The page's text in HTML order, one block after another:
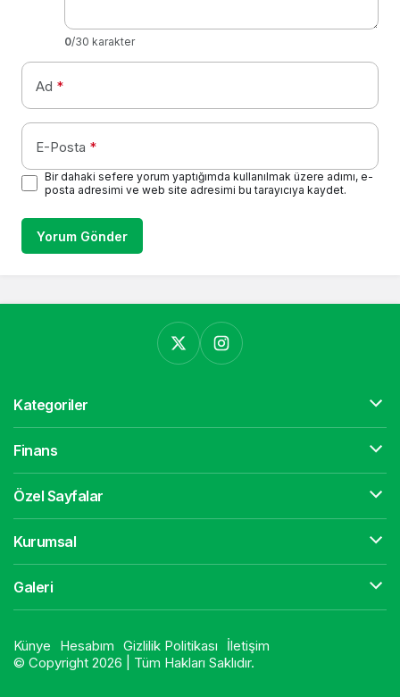
0/30 karakter
Ad *
E-Posta *
Bir dahaki sefere yorum yaptığımda kullanılmak üzere adımı, e-
posta adresimi ve web site adresimi bu tarayıcıya kaydet.
Yorum Gönder
Kategoriler
Finans
Özel Sayfalar
Kurumsal
Galeri
Künye Hesabım Gizlilik Politikası
İletişim
© Copyright 2026 | Tüm Hakları Saklıdır.